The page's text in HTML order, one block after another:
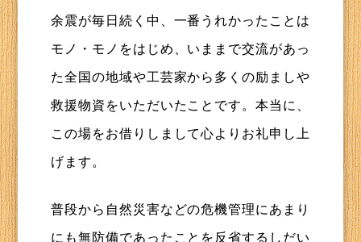
余震が毎日続く中、一番うれかったことは
モノ・モノをはじめ、いままで交流があっ
た全国の地域や工芸家から多くの励ましや
救援物資をいただいたことです。本当に、
この場をお借りしまして心よりお礼申し上
げます。
普段から自然災害などの危機管理にあまり
にも無防備であったことを反省するしだい